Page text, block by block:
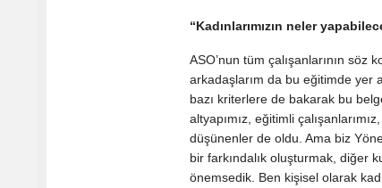
“Kadınlarımızın neler
ASO’nun tüm çalışanlarının söz
arkadaşlarım da bu eğitimde yer
bazı kriterlere de bakarak bu
altyapımız, eğitimli
düşünenler de oldu. Ama biz
bir farkındalık oluşturmak, diğer
önemsedik. Ben kişisel olarak